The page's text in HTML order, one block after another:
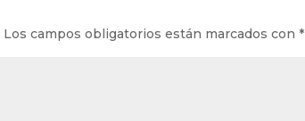
Los campos obligatorios están marcados con*